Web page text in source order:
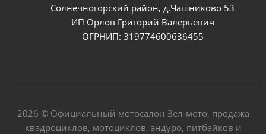
Солнечногорский район, д.Чашниково 53
ИП Орлов Григорий Валерьевич
ОГРНИП: 319774600636455
2026 © Официальный мотосалон Зел-мото, продажа
квадроциклов, мотоциклов, эндуро, питбайков и